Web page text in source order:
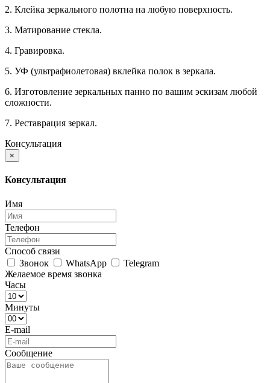
2. Клейка зеркального полотна на любую поверхность.
3. Матирование стекла.
4. Гравировка.
5. УФ (ультрафиолетовая) вклейка полок в зеркала.
6. Изготовление зеркальных панно по вашим эскизам любой
сложности.
7. Реставрация зеркал.
Консультация
×
Консультация
Имя
Телефон
Способ связи
Звонок
WhatsApp
Telegram
Желаемое время звонка
Часы
Минуты
E-mail
Сообщение